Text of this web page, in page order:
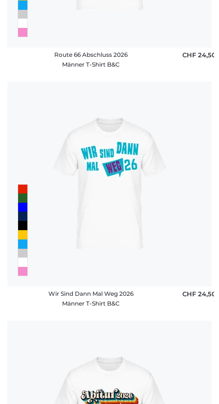
Route 66 Abschluss 2026
Männer T-Shirt B&C
CHF 24,50
Wir Sind Dann Mal Weg 2026
Männer T-Shirt B&C
CHF 24,50